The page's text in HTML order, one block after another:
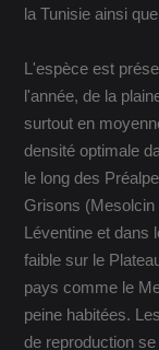
la Tunisie ainsi
L'espèce est
l'année, de la
surtout en
densité optimale
le long des
Grisons (Mesolcin
Léventine et dans
faible sur le
pays comme le
peine habitées.
de reproduction